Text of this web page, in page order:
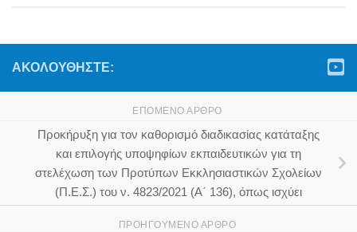
ΑΚΟΛΟΥΘΉΣΤΕ:
ΕΠΌΜΕΝΟ ΆΡΘΡΟ
Προκήρυξη για τον καθορισμό διαδικασίας κατάταξης
και επιλογής υποψηφίων εκπαιδευτικών για τη
στελέχωση των Προτύπων Εκκλησιαστικών Σχολείων
(Π.Ε.Σ.) του ν. 4823/2021 (Α΄ 136), όπως ισχύει
ΠΡΟΗΓΟΎΜΕΝΟ ΆΡΘΡΟ